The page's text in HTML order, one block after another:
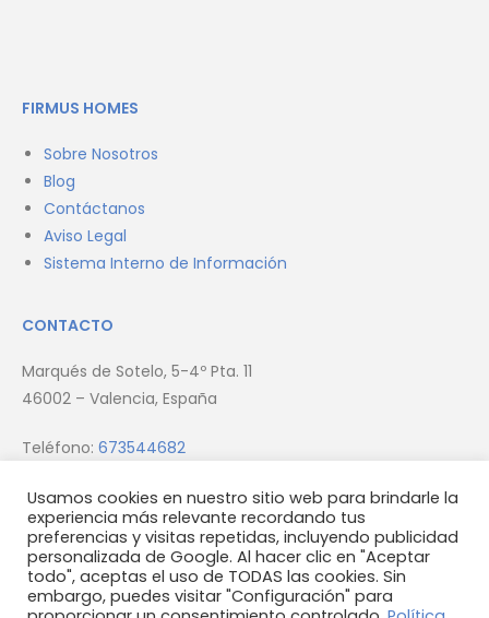
FIRMUS HOMES
Sobre Nosotros
Blog
Contáctanos
Aviso Legal
Sistema Interno de Información
CONTACTO
Marqués de Sotelo, 5-4º Pta. 11
46002 – Valencia, España
Teléfono: 673544682
Email:info@firmus.es
Usamos cookies en nuestro sitio web para brindarle la
experiencia más relevante recordando tus
preferencias y visitas repetidas, incluyendo publicidad
personalizada de Google. Al hacer clic en "Aceptar
todo", aceptas el uso de TODAS las cookies. Sin
embargo, puedes visitar "Configuración" para